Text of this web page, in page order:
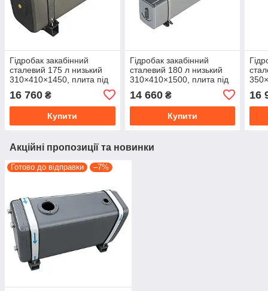
Гідробак закабінний
сталевий 175 л низький
310×410×1450, плита під
16 760 ₴
Купити
Гідробак закабінний
сталевий 180 л низький
310×410×1500, плита під
кріплень
14 660₴
Купити
16
Акційні пропозиції та новинки
Готово до відправки –7%